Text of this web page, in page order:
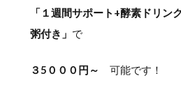
「１週間サポート+酵素ドリン
粥付き」 で
３5０００円～ 可能です！